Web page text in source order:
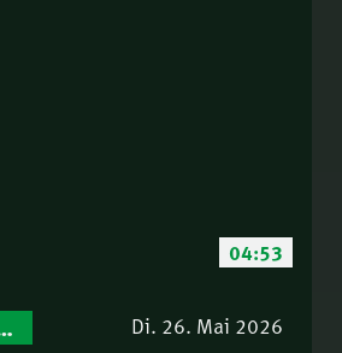
04:53
mit Zukunft im Blick Di. 26. Mai 2026